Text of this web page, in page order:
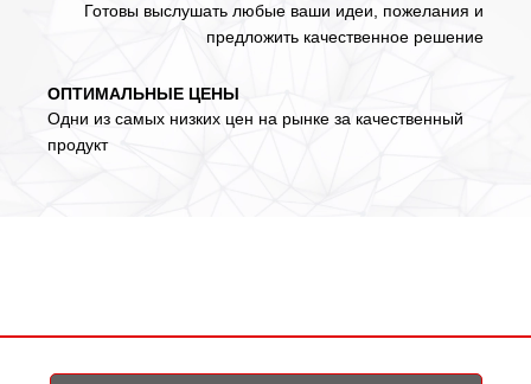
Готовы выслушать любые ваши идеи, пожелания и
предложить качественное решение
ОПТИМАЛЬНЫЕ ЦЕНЫ
Одни из самых низких цен на рынке за качественный
продукт